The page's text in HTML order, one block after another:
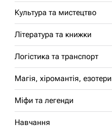
Культура та мистецтво
Література та книжки
Логістика та транспорт
Магія, хіромантія,
Міфи та легенди
Навчання